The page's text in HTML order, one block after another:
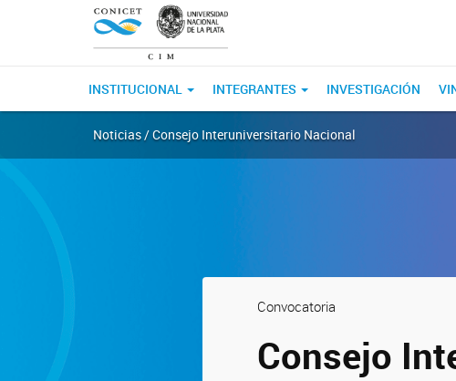
INSTITUCIONAL INTEGRANTES INVESTIGACIÓN
Noticias / Consejo Interuniversitario Nacional
Convocatoria
Consejo